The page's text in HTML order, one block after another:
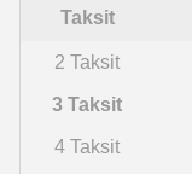
Taksit
2 Taksit
3 Taksit
4 Taksit